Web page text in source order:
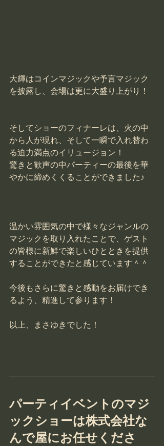
大輝はコインマジックや予言マジック
を披露し、会場は更に大盛り上がり！
そしてショーのフィナーレは、火の中
から人が現れ、そして一瞬で入れ替わ
る迫力満点のイリュージョン！
驚きと歓声の中パーティーの最後を華
やかに締めくくることができました♪
温かい雰囲気の中で様々なジャンルの
マジックを取り入れたことで、ゲスト
の皆様に新鮮で楽しいひとときを提供
することができたと感じています＾＾
今後もさらに驚きと感動をお届けでき
るよう、精進して参ります！
以上、まさゆきでした！
パーティイベントのマジ
ックショーは株式会社な
んで屋にお任せくださ